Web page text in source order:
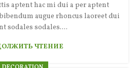
aptent hac mi dui a per aptent
augue rhoncus laoreet dui
sodales sodales....
ЧТЕНИЕ